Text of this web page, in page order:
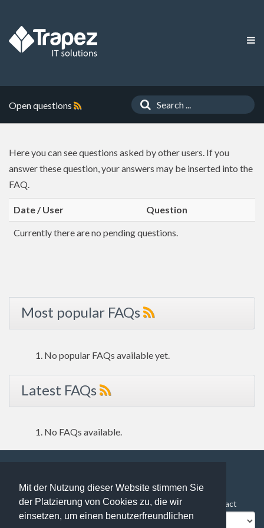
Mit der Nutzung dieser Website stimmen Sie
der Platzierung von Cookies zu, die wir
einsetzen, um einen benutzerfreundlichen
Open questions
Here you can see questions asked by other users. If you
answer these question, your answers may be inserted into the
FAQ.
Date / User Question
Currently there are no pending questions.
Most popular FAQs
No popular FAQs available yet.
Latest FAQs
No FAQs available.
138 users online | 138 Guests and 0 Registered
FAQ Overview
Sitemap FAQ Glossary
Contact
Impressum
Datenschutz